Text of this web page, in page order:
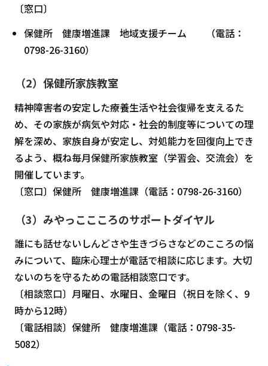
〔窓口〕
保健所 健康増進課 地域支援チーム （電話：
0798-26-3160）
（2）保健所家族教室
精神障害者の安定した療養生活や社会復帰を支えるた
め、その家族が病気や対応・社会的制度等についての理
解を深め、家族自身が安定し、対処能力を回復向上でき
るよう、概ね毎月保健所家族教室（学習会、交流会）を
開催しています。
〔窓口〕保健所 健康増進課（電話：0798-26-3160）
（3）みやっここころのサポートダイヤル
誰にも話せないしんどさや生きづらさなどのこころの悩
みについて、臨床心理士が電話で相談に応じます。大切
ないのちを守るための電話相談窓口です。
〔相談窓口〕月曜日、水曜日、金曜日（祝日を除く、9
時から12時）
〔電話相談〕保健所 健康増進課（電話：0798-35-
5082）